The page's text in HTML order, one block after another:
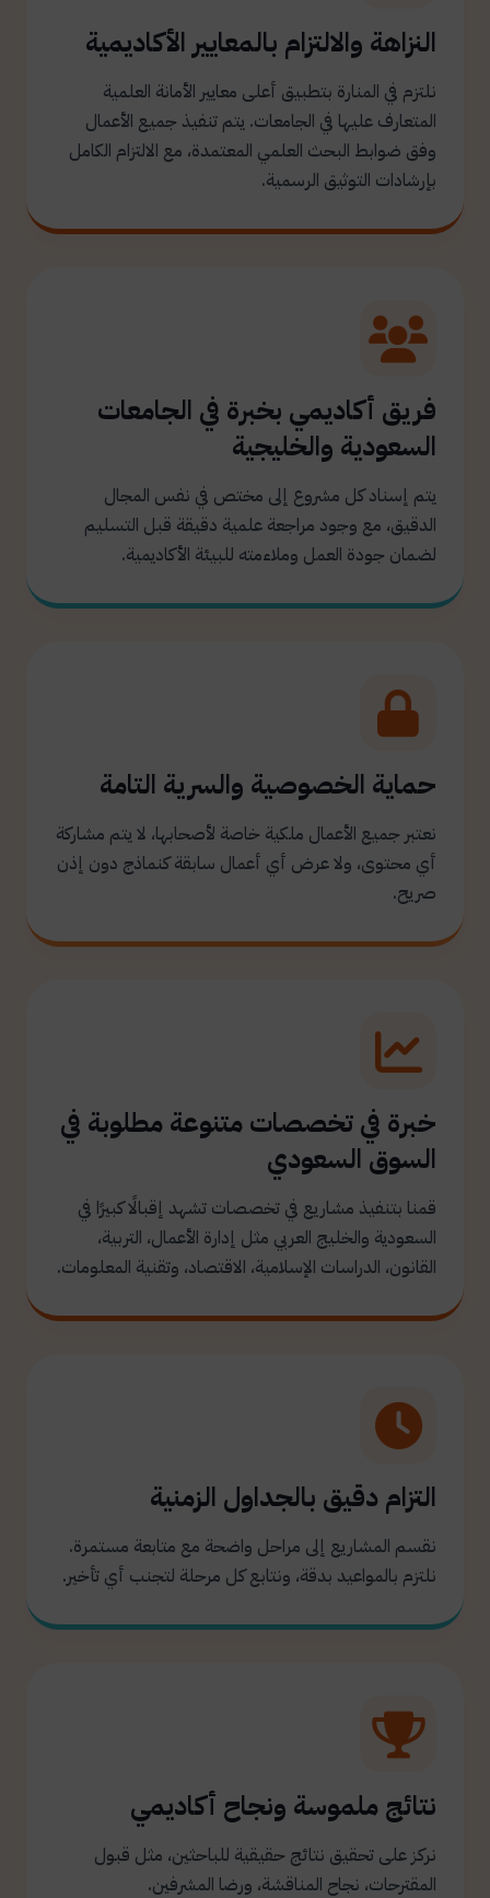
النزاهة والالتزام بالمعايير الأكاديمية
نلتزم في المنارة بتطبيق أعلى معايير الأمانة العلمية
المتعارف عليها في الجامعات. يتم تنفيذ جميع الأعمال
وفق ضوابط البحث العلمي المعتمدة، مع الالتزام الكامل
بإرشادات التوثيق الرسمية.
فريق أكاديمي بخبرة في الجامعات
السعودية والخليجية
يتم إسناد كل مشروع إلى مختص في نفس المجال
الدقيق، مع وجود مراجعة علمية دقيقة قبل التسليم
لضمان جودة العمل وملاءمته للبيئة الأكاديمية.
حماية الخصوصية والسرية التامة
نعتبر جميع الأعمال ملكية خاصة لأصحابها، لا يتم مشاركة
أي محتوى، ولا عرض أي أعمال سابقة كنماذج دون إذن
صريح.
خبرة في تخصصات متنوعة مطلوبة في
السوق السعودي
قمنا بتنفيذ مشاريع في تخصصات تشهد إقبالًا كبيرًا في
السعودية والخليج العربي مثل إدارة الأعمال، التربية،
القانون، الدراسات الإسلامية، الاقتصاد، وتقنية المعلومات.
التزام دقيق بالجداول الزمنية
نقسم المشاريع إلى مراحل واضحة مع متابعة مستمرة.
نلتزم بالمواعيد بدقة، ونتابع كل مرحلة لتجنب أي تأخير.
نتائج ملموسة ونجاح أكاديمي
نركز على تحقيق نتائج حقيقية للباحثين، مثل قبول
المقترحات، نجاح المناقشة، ورضا المشرفين.